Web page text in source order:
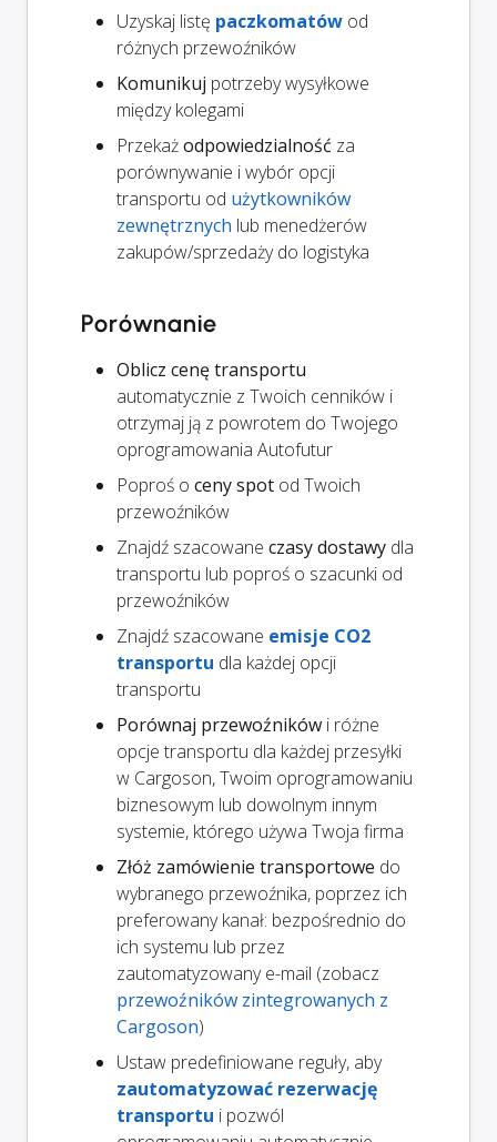
Uzyskaj listę paczkomatów od
różnych przewoźników
Komunikuj potrzeby wysyłkowe
między kolegami
Przekażodpowiedzialność za
porównywanie i wybór opcji
transportu od użytkowników
zewnętrznych lub menedżerów
zakupów/sprzedaży do logistyka
Porównanie
Oblicz cenę transportu
automatycznie z Twoich cenników i
otrzymaj ją z powrotem do Twojego
oprogramowania Autofutur
Poproś o ceny spot od Twoich
przewoźników
Znajdź szacowane czasy dostawy dla
transportu lub poproś o szacunki od
przewoźników
Znajdź szacowane emisje CO2
transportu dla każdej opcji
transportu
Porównaj przewoźników i różne
opcje transportu dla każdej przesyłki
w Cargoson, Twoim oprogramowaniu
biznesowym lub dowolnym innym
systemie, którego używa Twoja firma
Złóż zamówienie transportowe do
wybranego przewoźnika, poprzez ich
preferowany kanał: bezpośrednio do
ich systemu lub przez
zautomatyzowany e-mail (zobacz
przewoźników zintegrowanych z
Cargoson)
Ustaw predefiniowane reguły, aby
zautomatyzować rezerwację
transportu i pozwól